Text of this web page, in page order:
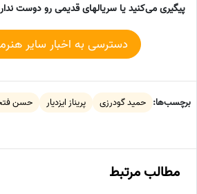
پیگیری می‌کنید یا سریالهای قدیمی رو دوست
دسترسی به اخبار سایر
برچسب‌ها: حمید گودرزی پریناز ایزدیار حسن
مطالب مرتبط